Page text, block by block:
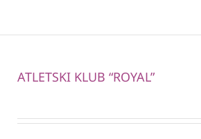
ATLETSKI KLUB “ROYAL”